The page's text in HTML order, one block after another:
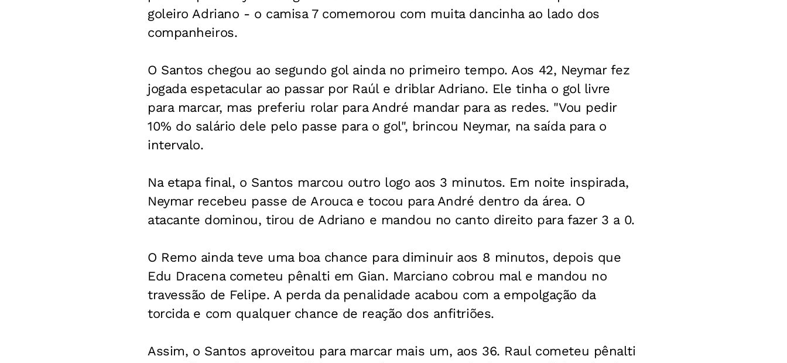
goleiro Adriano - o camisa 7 comemorou com muita dancinha ao lado dos
companheiros.
O Santos chegou ao segundo gol ainda no primeiro tempo. Aos 42, Neymar fez
jogada espetacular ao passar por Raúl e driblar Adriano. Ele tinha o gol livre
para marcar, mas preferiu rolar para André mandar para as redes. "Vou pedir
10% do salário dele pelo passe para o gol", brincou Neymar, na saída para o
intervalo.
Na etapa final, o Santos marcou outro logo aos 3 minutos. Em noite inspirada,
Neymar recebeu passe de Arouca e tocou para André dentro da área. O
atacante dominou, tirou de Adriano e mandou no canto direito para fazer 3 a 0.
O Remo ainda teve uma boa chance para diminuir aos 8 minutos, depois que
Edu Dracena cometeu pênalti em Gian. Marciano cobrou mal e mandou no
travessão de Felipe. A perda da penalidade acabou com a empolgação da
torcida e com qualquer chance de reação dos anfitriões.
Assim, o Santos aproveitou para marcar mais um, aos 36. Raul cometeu pênalti